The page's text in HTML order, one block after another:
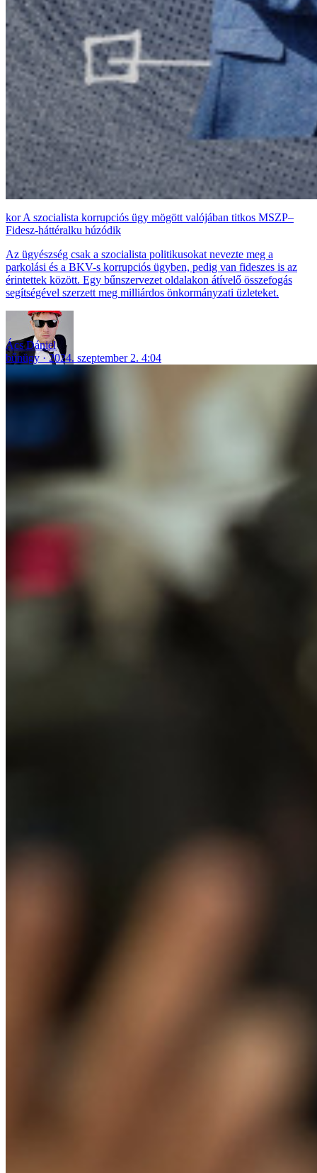
A szocialista korrupciós ügy mögött valójában titkos MSZP–
Fidesz-háttéralku húzódik
Az ügyészség csak a szocialista politikusokat nevezte meg a
parkolási és a BKV-s korrupciós ügyben, pedig van fideszes is az
érintettek között. Egy bűnszervezet oldalakon átívelő összefogás
segítségével szerzett meg milliárdos önkormányzati üzleteket.
Ács Dániel
bűnügy
2024. szeptember 2. 4:04